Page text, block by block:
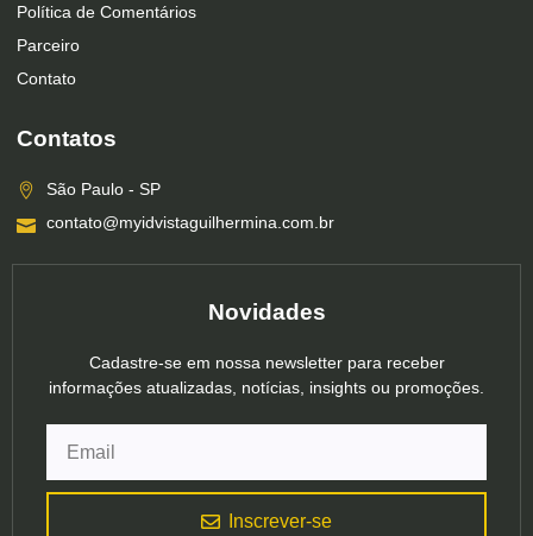
Política de Comentários
Parceiro
Contato
Contatos
São Paulo - SP
contato@myidvistaguilhermina.com.br
Novidades
Cadastre-se em nossa newsletter para receber
informações atualizadas, notícias, insights ou promoções.
Inscrever-se